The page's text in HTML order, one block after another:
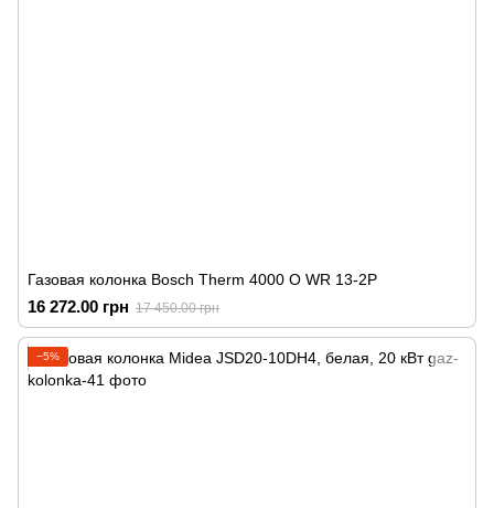
Газовая колонка Bosch Therm 4000 O WR 13-2P
16 272.00 грн 17 450.00 грн
−5%